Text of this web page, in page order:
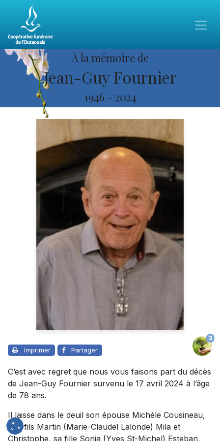
À la mémoire de
Jean-Guy Fournier
1946 - 2024
Imprimer Partager
3
C’est avec regret que nous vous faisons part du décès
de Jean-Guy Fournier survenu le 17 avril 2024 à l’âge
de 78 ans.
Il laisse dans le deuil son épouse Michèle Cousineau,
son fils Martin (Marie-Claudel Lalonde) Mila et
Christophe, sa fille Sonia (Yves St-Michel) Esteban,